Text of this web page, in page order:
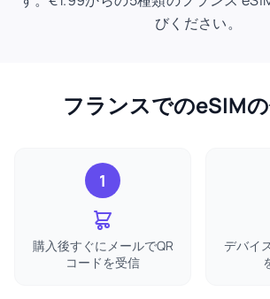
びください。
フランスでのeSIM
1
購入後すぐにメールでQR
コードを受信
デバイ